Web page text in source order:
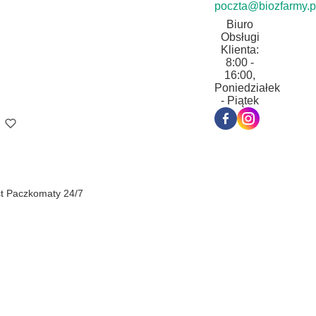
Biuro
Obsługi
Klienta:
8:00 -
16:00,
Poniedziałek
- Piątek
Paczkomaty 24/7